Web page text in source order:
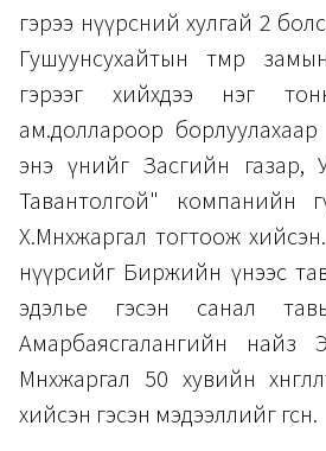
гэрээ нүүрсний хулгай 2
Гушуунсухайтын төмөр
гэрээг хийхдээ нэг
ам.доллароор борлуулахаар
энэ үнийг Засгийн газар,
Тавантолгой" компанийн
Х.Мөнхжаргал тогтоож
нүүрсийг Биржийн үнээс
эдэлье гэсэн санал
Амарбаясгалангийн найз
Мөнхжаргал 50 хувийн
хийсэн гэсэн мэдээллийг өгсөн.